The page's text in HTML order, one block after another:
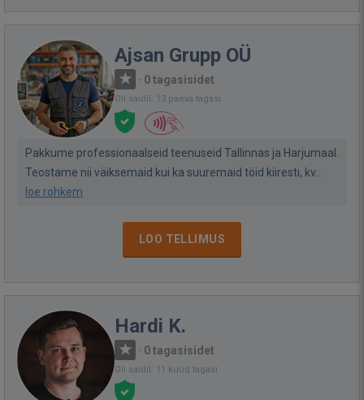
Ajsan Grupp OÜ
· 0 tagasisidet
Oli saidil: 13 päeva tagasi
Pakkume professionaalseid teenuseid Tallinnas ja Harjumaal.
Teostame nii väiksemaid kui ka suuremaid töid kiiresti, kv...
loe rohkem
LOO TELLIMUS
Hardi K.
· 0 tagasisidet
Oli saidil: 11 kuud tagasi